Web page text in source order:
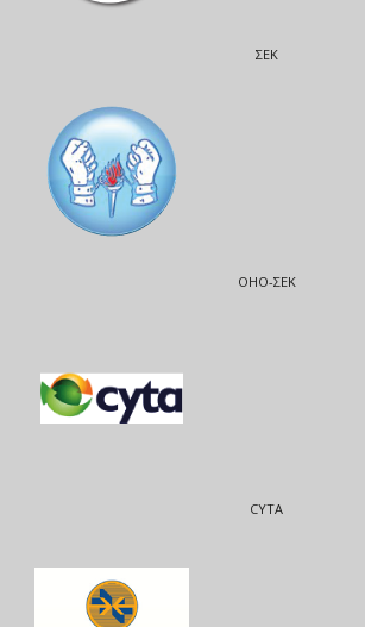
ΣΕΚ
ΟΗΟ-ΣΕΚ
CYTA